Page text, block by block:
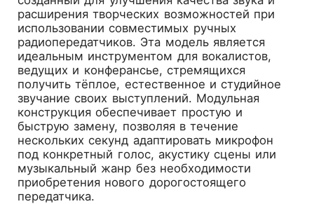
расширения творческих возможностей при
использовании совместимых ручных
радиопередатчиков. Эта модель является
идеальным инструментом для вокалистов,
ведущих и конферансье, стремящихся
получить тёплое, естественное и студийное
звучание своих выступлений. Модульная
конструкция обеспечивает простую и
быструю замену, позволяя в течение
нескольких секунд адаптировать микрофон
под конкретный голос, акустику сцены или
музыкальный жанр без необходимости
приобретения нового дорогостоящего
передатчика.